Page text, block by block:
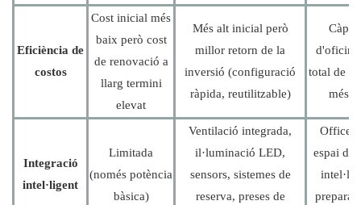
Eficiència de
costos
Cost inicial més
baix però cost
de renovació a
llarg termini
elevat
Més alt inicial però
millor retorn de la
inversió (configuració
ràpida, reutilitzable)
total de
més
Integració
intel·ligent
Limitada
(només potència
bàsica)
Ventilació integrada,
il·luminació LED,
sensors, sistemes de
reserva, preses de
Office
espai de
preparat